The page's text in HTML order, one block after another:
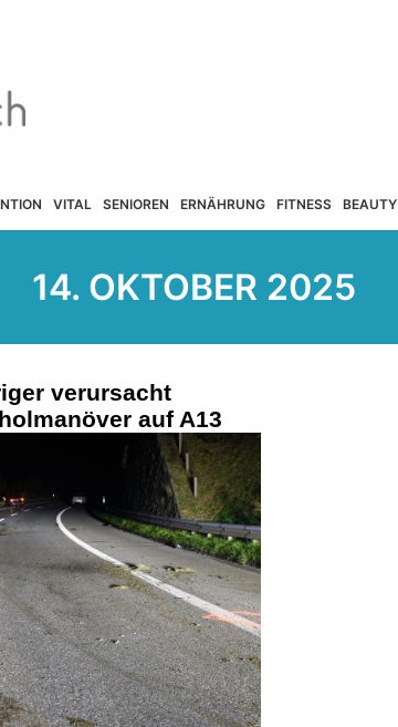
VITAL SENIOREN ERNÄHRUNG FITNESS BEAUTY
14. OKTOBER 2025
verursacht
auf A13